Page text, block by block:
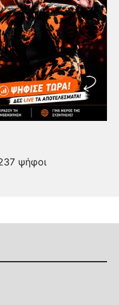
ψήφοι